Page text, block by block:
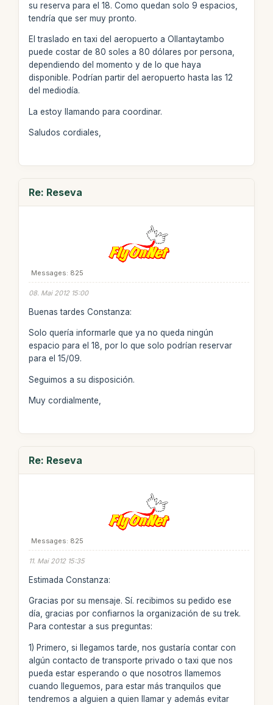
su reserva para el 18. Como quedan solo 9 espacios,
tendría que ser muy pronto.
El traslado en taxi del aeropuerto a Ollantaytambo
puede costar de 80 soles a 80 dólares por persona,
dependiendo del momento y de lo que haya
disponible. Podrían partir del aeropuerto hasta las 12
del mediodía.
La estoy llamando para coordinar.
Saludos cordiales,
Re: Reseva
Messages: 825
08. Mai 2012 15:00
Buenas tardes Constanza:
Solo quería informarle que ya no queda ningún
espacio para el 18, por lo que solo podrían reservar
para el 15/09.
Seguimos a su disposición.
Muy cordialmente,
Re: Reseva
Messages: 825
11. Mai 2012 15:35
Estimada Constanza:
Gracias por su mensaje. Sí. recibimos su pedido ese
día, gracias por confiarnos la organización de su trek.
Para contestar a sus preguntas:
1) Primero, si llegamos tarde, nos gustaría contar con
algún contacto de transporte privado o taxi que nos
pueda estar esperando o que nosotros llamemos
cuando lleguemos, para estar más tranquilos que
tendremos a alguien a quien llamar y además evitar